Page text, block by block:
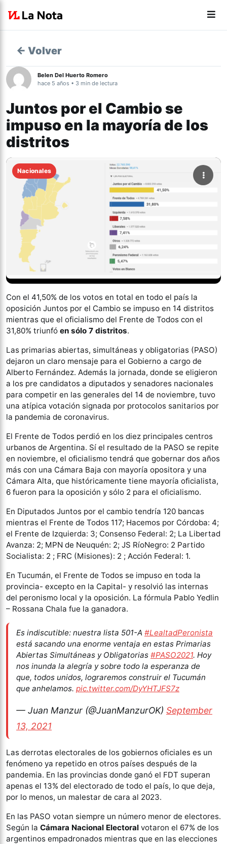
← Volver
Belen Del Huerto Romero
hace 5 años • 3 min de lectura
Juntos por el Cambio se
impuso en la mayoría de los
distritos
Nacionales
Con el 41,50% de los votos en total en todo el país la
oposición Juntos por el Cambio se impuso en 14 distritos
mientras que el oficialismo del Frente de Todos con el
31,80% triunfó en sólo 7 distritos.
Las primarias abiertas, simultáneas y obligatorias (PASO)
dejaron un claro mensaje para el Gobierno a cargo de
Alberto Fernández. Además la jornada, donde se eligieron
a los pre candidatos a diputados y senadores nacionales
para competir en las generales del 14 de noviembre, tuvo
una atípica votación signada por protocolos sanitarios por
la pandemia de coronavirus.
El Frente de Todos perdió en los diez principales centros
urbanos de Argentina. Sí el resultado de la PASO se repite
en noviembre, el oficialismo tendrá que gobernar dos años
más con una Cámara Baja con mayoría opositora y una
Cámara Alta, que históricamente tiene mayoría oficialista,
6 fueron para la oposición y sólo 2 para el oficialismo.
En Diputados Juntos por el cambio tendría 120 bancas
mientras el Frente de Todos 117; Hacemos por Córdoba: 4;
el Frente de Izquierda: 3; Consenso Federal: 2; La Libertad
Avanza: 2; MPN de Neuquén: 2; JS RíoNegro: 2 Partido
Socialista: 2 ; FRC (Misiones): 2 ; Acción Federal: 1.
En Tucumán, el Frente de Todos se impuso en toda la
provincia- excepto en la Capital- y resolvió las internas
del peronismo local y la oposición. La fórmula Pablo Yedlin
– Rossana Chala fue la ganadora.
Es indiscutible: nuestra lista 501-A #LealtadPeronista
está sacando una enorme ventaja en estas Primarias
Abiertas Simultáneas y Obligatorias #PASO2021. Hoy
nos inunda la alegría y sobre todo la esperanza de
que, todos unidos, lograremos construir el Tucumán
que anhelamos. pic.twitter.com/DyYHTJFS7z
— Juan Manzur (@JuanManzurOK) September
13, 2021
Las derrotas electorales de los gobiernos oficiales es un
fenómeno ya repetido en otros países después de la
pandemia. En las provincias donde ganó el FDT superan
apenas el 13% del electorado de todo el país, lo que deja,
por lo menos, un malestar de cara al 2023.
En las PASO votan siempre un número menor de electores.
Según la Cámara Nacional Electoral votaron el 67% de los
argentinos empadronados mientras que en las elecciones